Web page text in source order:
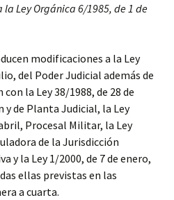
Ley Orgánica 6/1985, de 1 de
modificaciones a la Ley
del Poder Judicial además de
la Ley 38/1988, de 28 de
y de Planta Judicial, la Ley
Procesal Militar, la Ley
de la Jurisdicción
y la Ley 1/2000, de 7 de enero,
ellas previstas en las
a cuarta.